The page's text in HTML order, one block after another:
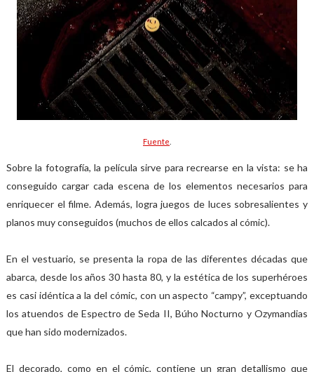
Fuente
Sobre la fotografía, la película sirve para recrearse en la vista: se ha
conseguido cargar cada escena de los elementos necesarios para
enriquecer el filme. Además, logra juegos de luces sobresalientes y
planos muy conseguidos (muchos de ellos calcados al cómic).
En el vestuario, se presenta la ropa de las diferentes décadas que
abarca, desde los años 30 hasta 80, y la estética de los superhéroes
es casi idéntica a la del cómic, con un aspecto “campy”, exceptuando
los atuendos de Espectro de Seda II, Búho Nocturno y Ozymandias
que han sido modernizados.
El decorado, como en el cómic, contiene un gran detallismo que